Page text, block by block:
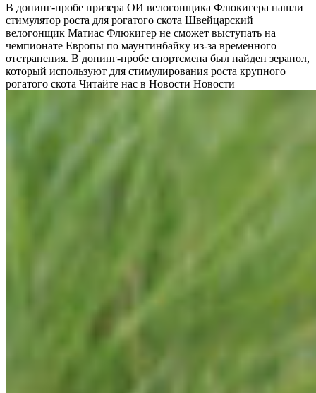
В допинг-пробе призера ОИ велогонщика Флюкигера нашли
стимулятор роста для рогатого скота Швейцарский
велогонщик Матиас Флюкигер не сможет выступать на
чемпионате Европы по маунтинбайку из-за временного
отстранения. В допинг-пробе спортсмена был найден зеранол,
который используют для стимулирования роста крупного
рогатого скота Читайте нас в Новости Новости